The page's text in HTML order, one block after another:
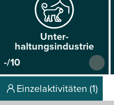
Unter­
haltungsindustrie
-/10
Einzelaktivitäten (1)